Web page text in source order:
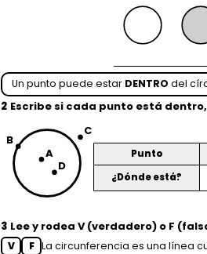
Un punto puede estar DENTRO del
2 Escribe si cada punto está dentro,
A
B
C
D
Punto
¿Dónde está?
3 Lee y rodea V(verdadero) o F
V F La circunferencia es una línea